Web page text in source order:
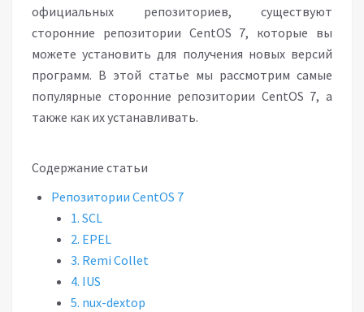
официальных репозиториев, существуют
сторонние репозитории CentOS 7, которые вы
можете установить для получения новых версий
программ. В этой статье мы рассмотрим самые
популярные сторонние репозитории CentOS 7, а
также как их устанавливать.
Содержание статьи
Репозитории CentOS 7
1. SСL
2. EPEL
3. Remi Collet
4. IUS
5. nux-dextop